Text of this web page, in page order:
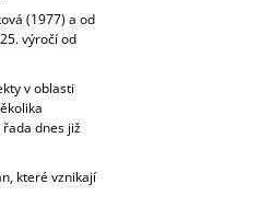
(1977) a od
výročí od
v oblasti
dnes již
které vznikají